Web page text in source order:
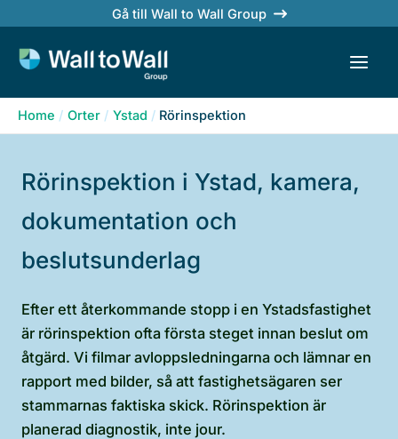
content
Gå till Wall to Wall Group
Home Orter Ystad Rörinspektion
Rörinspektion i Ystad, kamera,
dokumentation och
beslutsunderlag
Efter ett återkommande stopp i en Ystadsfastighet
är rörinspektion ofta första steget innan beslut om
åtgärd. Vi filmar avloppsledningarna och lämnar en
rapport med bilder, så att fastighetsägaren ser
stammarnas faktiska skick. Rörinspektion är
planerad diagnostik, inte jour.